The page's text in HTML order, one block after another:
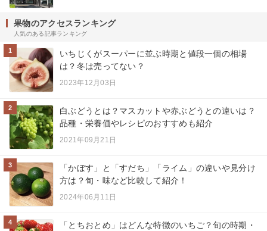
果物のアクセスランキング
人気のある記事ランキング
1
いちじくがスーパーに並ぶ時期と値段一個の相場
は？冬は売ってない？
2023年12月03日
2
白ぶどうとは？マスカットや赤ぶどうとの違いは？
品種・栄養価やレシピのおすすめも紹介
2021年09月21日
3
「かぼす」と「すだち」「ライム」の違いや見分け
方は？旬・味など比較して紹介！
2024年06月11日
4
「とちおとめ」はどんな特徴のいちご？旬の時期・